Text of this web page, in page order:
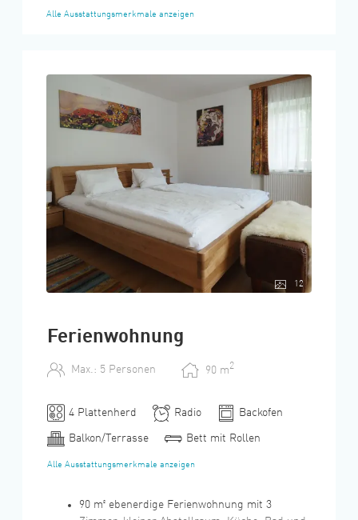
Alle Ausstattungsmerkmale anzeigen
12
Ferienwohnung
Max.: 5 Personen 90 m2
4 Plattenherd Radio Backofen
Balkon/Terrasse Bett mit Rollen
Alle Ausstattungsmerkmale anzeigen
90 m² ebenerdige Ferienwohnung mit 3